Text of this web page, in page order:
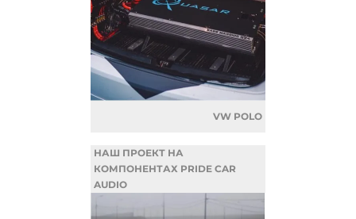
VW POLO
НАШ ПРОЕКТ НА
КОМПОНЕНТАХ PRIDE CAR
AUDIO